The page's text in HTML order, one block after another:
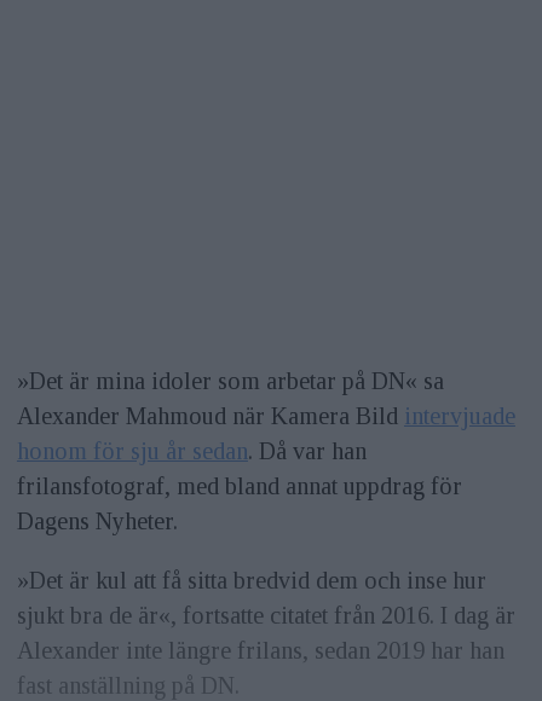
»Det är mina idoler som arbetar på DN« sa
Alexander Mahmoud när Kamera Bild intervjuade
honom för sju år sedan. Då var han
frilansfotograf, med bland annat uppdrag för
Dagens Nyheter.
»Det är kul att få sitta bredvid dem och inse hur
sjukt bra de är«, fortsatte citatet från 2016. I dag är
Alexander inte längre frilans, sedan 2019 har han
fast anställning på DN.